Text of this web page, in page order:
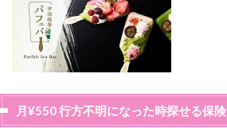
月¥550 行方不明になった時探せる保険